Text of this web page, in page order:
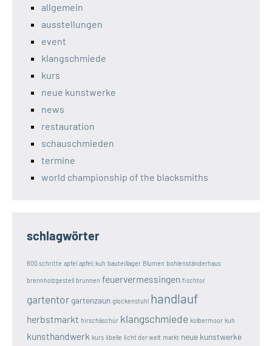
allgemein
ausstellungen
event
klangschmiede
kurs
neue kunstwerke
news
restauration
schauschmieden
termine
world championship of the blacksmiths
schlagwörter
800 schritte apfel apfel; kuh bauteillager Blumen bohlenständerhaus
brennholzgestell brunnen feuervermessingen fischtor
gartentor gartenzaun glockenstuhl handlauf
herbstmarkt hirschäschür klangschmiede kolbermoor kuh
kunsthandwerk kurs libelle licht der welt markt neue kunstwerke